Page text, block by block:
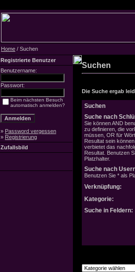
Home / Suchen
Registrierte Benutzer
Benutzername:
Passwort:
Beim nächsten Besuch
automatisch anmelden?
» Password vergessen
» Registrierung
Zufallsbild
Suchen
Die Suche ergab
Suchen
Suche nach
Sie können AND
zu definieren, die
müssen, OR für
Resultat sein
verbietet das
Resultat. Benutzen
Platzhalter.
Suche nach
Benutzen Sie * als
Verknüpfung:
Kategorie:
Suche in Feldern: